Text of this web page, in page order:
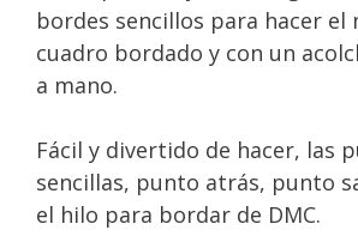
bordes sencillos para hacer el
cuadro bordado y con un
a mano.
Fácil y divertido de hacer, las
sencillas, punto atrás, punto
el hilo para bordar de DMC.